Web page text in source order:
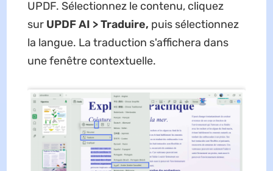
UPDF. Sélectionnez le contenu, cliquez
sur UPDF AI > Traduire, puis sélectionnez
la langue. La traduction s'affichera dans
une fenêtre contextuelle.